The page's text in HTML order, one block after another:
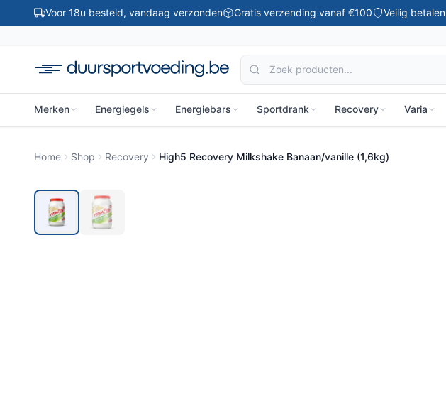
Ga naar inhoudVoor 18u besteld, vandaag verzonden Gratis verzending vanaf €100 Veilig betalen
Merken Energiegels Energiebars Sportdrank Recovery Varia
Home Shop Recovery High5 Recovery Milkshake Banaan/vanille (1,6kg)
-15%